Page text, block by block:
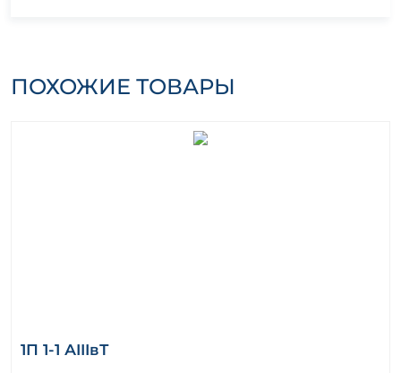
ПОХОЖИЕ ТОВАРЫ
1П 1-1 АIIIвТ